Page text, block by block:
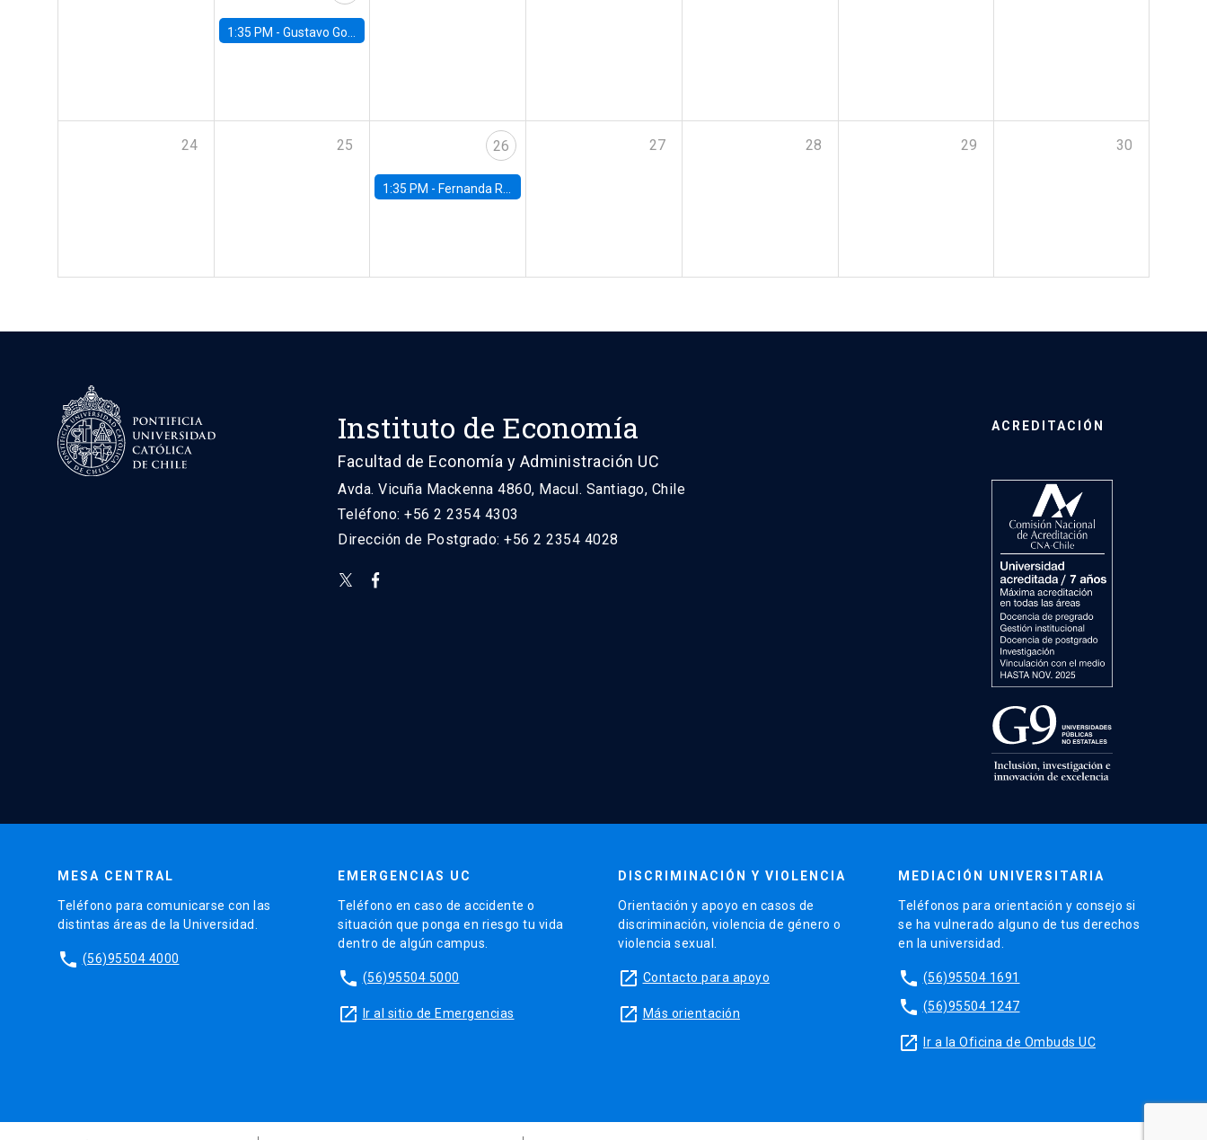
1:35 PM - Gustavo González, Banco Central de Chile
24 25 26
1:35 PM - Fernanda Rojas Ampuero, University of Wisconsin-Madison
27 28 29 30
Instituto de Economía
Facultad de Economía y Administración UC
Avda. Vicuña Mackenna 4860, Macul. Santiago, Chile
Teléfono: +56 2 2354 4303
Dirección de Postgrado: +56 2 2354 4028
ACREDITACIÓN
MESA CENTRAL
Teléfono para comunicarse con las
distintas áreas de la Universidad.
phone (56)95504 4000
EMERGENCIAS UC
Teléfono en caso de accidente o
situación que ponga en riesgo tu vida
dentro de algún campus.
phone (56)95504 5000
launch Ir al sitio de Emergencias
DISCRIMINACIÓN Y VIOLENCIA
Orientación y apoyo en casos de
discriminación, violencia de género o
violencia sexual.
launch Contacto para apoyo
launch Más orientación
MEDIACIÓN UNIVERSITARIA
Teléfonos para orientación y consejo si
se ha vulnerado alguno de tus derechos
en la universidad.
phone (56)95504 1691
phone (56)95504 1247
launch Ir a la Oficina de Ombuds UC